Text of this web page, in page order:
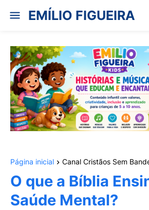
EMÍLIO FIGUEIRA
Página inicial Canal Cristãos Sem
O que a Bíblia
Saúde Mental?